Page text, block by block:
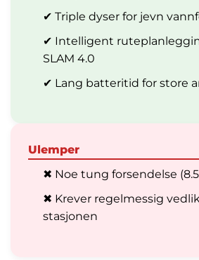
✔ Triple dyser for jevn
✔ Intelligent
SLAM 4.0
✔ Lang batteritid for store
Ulemper
✖ Noe tung forsendelse
✖ Krever regelmessig
stasjonen